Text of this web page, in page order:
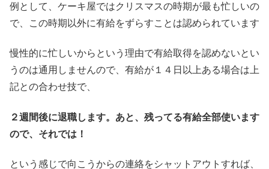
例として、ケーキ屋ではクリスマスの時期が最も忙しいの
で、この時期以外に有給をずらすことは認められています
慢性的に忙しいからという理由で有給取得を認めないとい
うのは通用しませんので、有給が１４日以上ある場合は上
記との合わせ技で、
２週間後に退職します。あと、残ってる有給全部使います
ので、それでは！
という感じで向こうからの連絡をシャットアウトすれば、